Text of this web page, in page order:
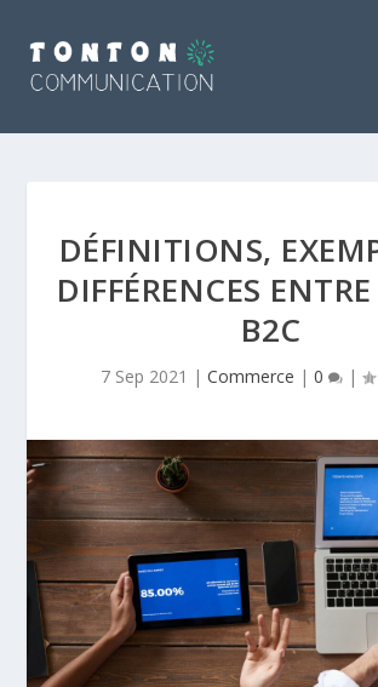
DÉFINITIONS,
DIFFÉRENCES
B2C
7 Sep 2021 | Commerce | 0 |